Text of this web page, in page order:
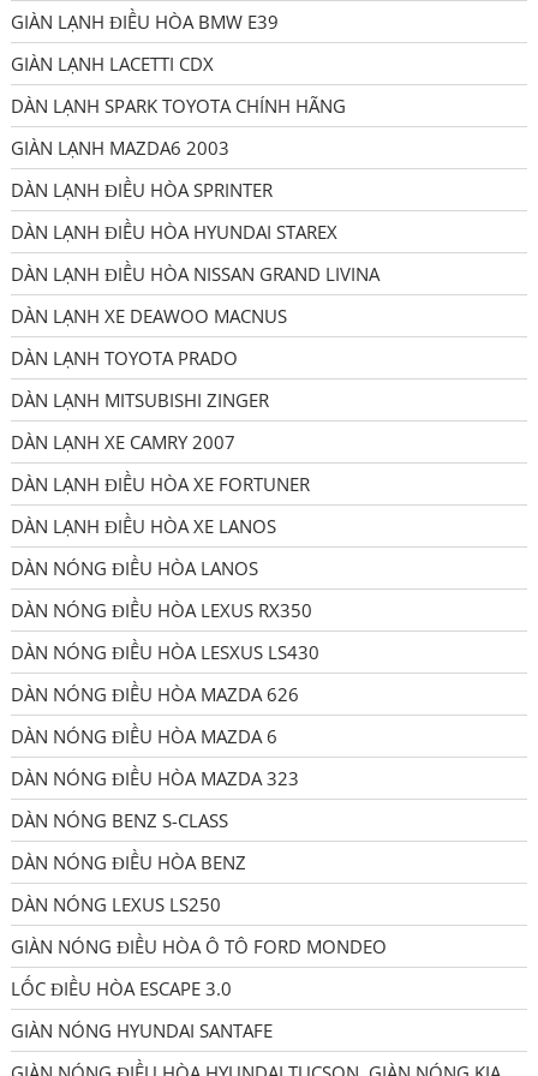
GIÀN LẠNH ĐIỀU HÒA BMW E39
GIÀN LẠNH LACETTI CDX
DÀN LẠNH SPARK TOYOTA CHÍNH HÃNG
GIÀN LẠNH MAZDA6 2003
DÀN LẠNH ĐIỀU HÒA SPRINTER
DÀN LẠNH ĐIỀU HÒA HYUNDAI STAREX
DÀN LẠNH ĐIỀU HÒA NISSAN GRAND LIVINA
DÀN LẠNH XE DEAWOO MACNUS
DÀN LẠNH TOYOTA PRADO
DÀN LẠNH MITSUBISHI ZINGER
DÀN LẠNH XE CAMRY 2007
DÀN LẠNH ĐIỀU HÒA XE FORTUNER
DÀN LẠNH ĐIỀU HÒA XE LANOS
DÀN NÓNG ĐIỀU HÒA LANOS
DÀN NÓNG ĐIỀU HÒA LEXUS RX350
DÀN NÓNG ĐIỀU HÒA LESXUS LS430
DÀN NÓNG ĐIỀU HÒA MAZDA 626
DÀN NÓNG ĐIỀU HÒA MAZDA 6
DÀN NÓNG ĐIỀU HÒA MAZDA 323
DÀN NÓNG BENZ S-CLASS
DÀN NÓNG ĐIỀU HÒA BENZ
DÀN NÓNG LEXUS LS250
GIÀN NÓNG ĐIỀU HÒA Ô TÔ FORD MONDEO
LỐC ĐIỀU HÒA ESCAPE 3.0
GIÀN NÓNG HYUNDAI SANTAFE